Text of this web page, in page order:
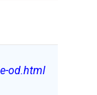
od.html